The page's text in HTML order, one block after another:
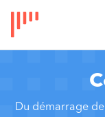
Du démarrage